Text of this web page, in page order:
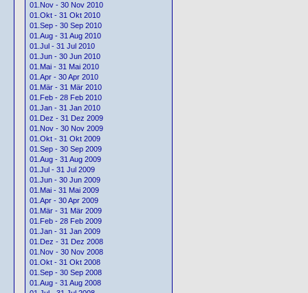
01.Nov - 30 Nov 2010
01.Okt - 31 Okt 2010
01.Sep - 30 Sep 2010
01.Aug - 31 Aug 2010
01.Jul - 31 Jul 2010
01.Jun - 30 Jun 2010
01.Mai - 31 Mai 2010
01.Apr - 30 Apr 2010
01.Mär - 31 Mär 2010
01.Feb - 28 Feb 2010
01.Jan - 31 Jan 2010
01.Dez - 31 Dez 2009
01.Nov - 30 Nov 2009
01.Okt - 31 Okt 2009
01.Sep - 30 Sep 2009
01.Aug - 31 Aug 2009
01.Jul - 31 Jul 2009
01.Jun - 30 Jun 2009
01.Mai - 31 Mai 2009
01.Apr - 30 Apr 2009
01.Mär - 31 Mär 2009
01.Feb - 28 Feb 2009
01.Jan - 31 Jan 2009
01.Dez - 31 Dez 2008
01.Nov - 30 Nov 2008
01.Okt - 31 Okt 2008
01.Sep - 30 Sep 2008
01.Aug - 31 Aug 2008